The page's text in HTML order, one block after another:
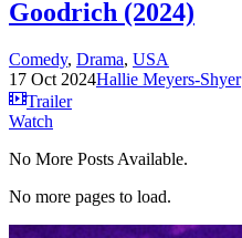
Goodrich (2024)
Comedy, Drama, USA
17 Oct 2024Hallie Meyers-Shyer
Trailer
Watch
No More Posts Available.
No more pages to load.